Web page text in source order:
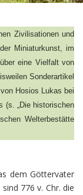
Zivilisationen und
Miniaturkunst, im
eine Vielfalt von
Sonderartikel
Hosios Lukas bei
(s. „Die historischen
Welterbestätte
dem Göttervater
776 v. Chr. die